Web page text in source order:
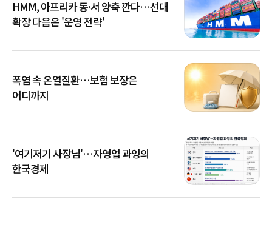
HMM, 아프리카 동·서 양축 깐다…선대
확장 다음은 '운영 전략'
폭염 속 온열질환…보험 보장은
어디까지
'여기저기 사장님'…자영업 과잉의
한국경제